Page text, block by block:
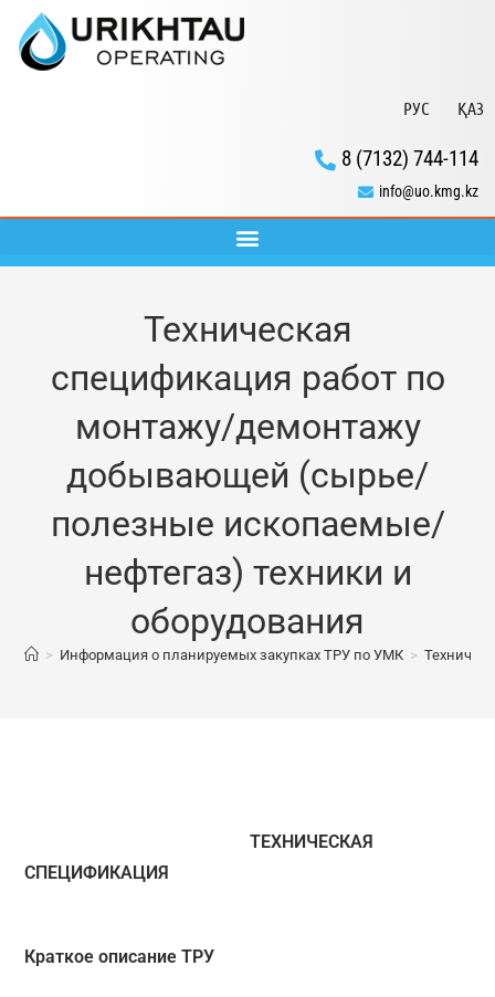
РУС ҚАЗ
8 (7132) 744-114
info@uo.kmg.kz
Техническая
спецификация работ по
монтажу/демонтажу
добывающей (сырье/
полезные ископаемые/
нефтегаз) техники и
оборудования
> Информация о планируемых закупках ТРУ по УМК >
ТЕХНИЧЕСКАЯ
СПЕЦИФИКАЦИЯ
Краткое описание ТРУ